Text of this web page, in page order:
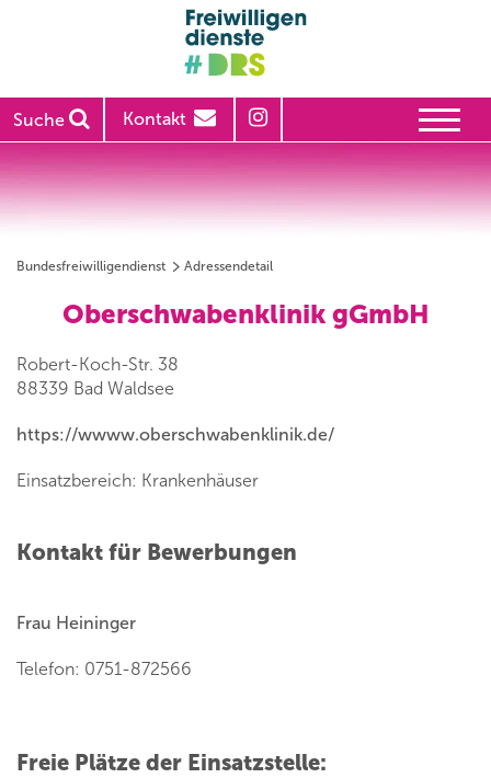
Suche Kontakt
Bundesfreiwilligendienst Adressendetail
Oberschwabenklinik gGmbH
Robert-Koch-Str. 38
88339 Bad Waldsee
https://wwww.oberschwabenklinik.de/
Einsatzbereich: Krankenhäuser
Kontakt für Bewerbungen
Frau Heininger
Telefon: 0751-872566
Freie Plätze der Einsatzstelle: